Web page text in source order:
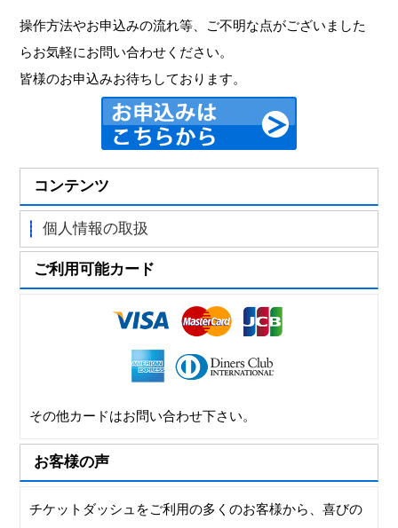
操作方法やお申込みの流れ等、ご不明な点がございました
らお気軽にお問い合わせください。
皆様のお申込みお待ちしております。
コンテンツ
個人情報の取扱
ご利用可能カード
その他カードはお問い合わせ下さい。
お客様の声
チケットダッシュをご利用の多くのお客様から、喜びの